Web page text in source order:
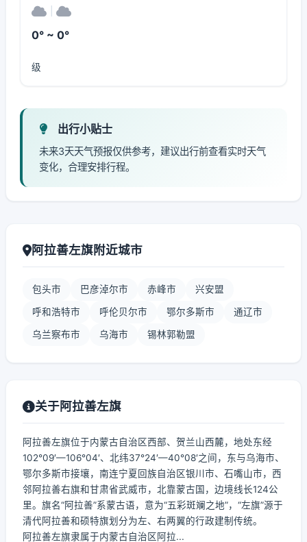
0° ~ 0°
级
出行小贴士
未来3天天气预报仅供参考，建议出行前查看实时天气
变化，合理安排行程。
阿拉善左旗附近城市
包头市 巴彦淖尔市 赤峰市 兴安盟
呼和浩特市 呼伦贝尔市 鄂尔多斯市 通辽市
乌兰察布市 乌海市 锡林郭勒盟
关于阿拉善左旗
阿拉善左旗位于内蒙古自治区西部、贺兰山西麓，地处东经
102°09′—106°04′、北纬37°24′—40°08′之间，东与乌海市、
鄂尔多斯市接壤，南连宁夏回族自治区银川市、石嘴山市，西
邻阿拉善右旗和甘肃省武威市，北靠蒙古国，边境线长124公
里。旗名“阿拉善”系蒙古语，意为“五彩斑斓之地”，“左旗”源于
清代阿拉善和硕特旗划分为左、右两翼的行政建制传统。
阿拉善左旗隶属于内蒙古自治区阿拉...